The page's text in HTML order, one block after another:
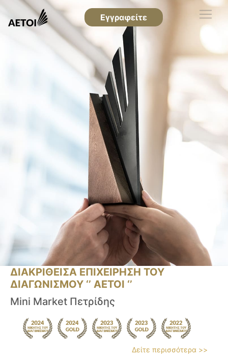
Εγγραφείτε
ΔΙΑΚΡΙΘΕΙΣΑ ΕΠΙΧΕΙΡΗΣΗ ΤΟΥ
ΔΙΑΓΩΝΙΣΜΟΥ ‘’ ΑΕΤΟΙ ‘’
Mini Market Πετρίδης
Δείτε περισσότερα >>